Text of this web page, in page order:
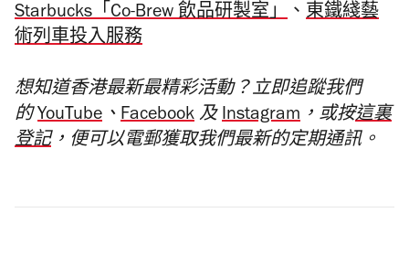
Starbucks「Co-Brew 飲品研製室」 、 東鐵綫藝
術列車投入服務
想知道香港最新最精彩活動？立即追蹤我們
的 YouTube 、 Facebook 及 Instagram ，或按這裏
登記，便可以電郵獲取我們最新的定期通訊。